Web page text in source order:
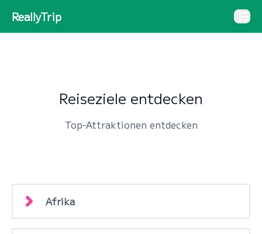
ReallyTrip Open
Reiseziele entdecken
Top-Attraktionen entdecken
Afrika